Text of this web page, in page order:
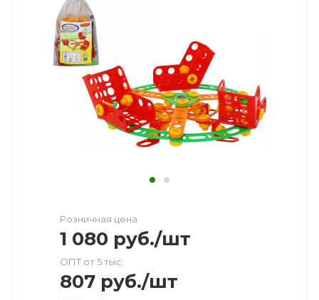
Розничная цена
1 080 руб./шт
ОПТ от 5 тыс.
807 руб./шт